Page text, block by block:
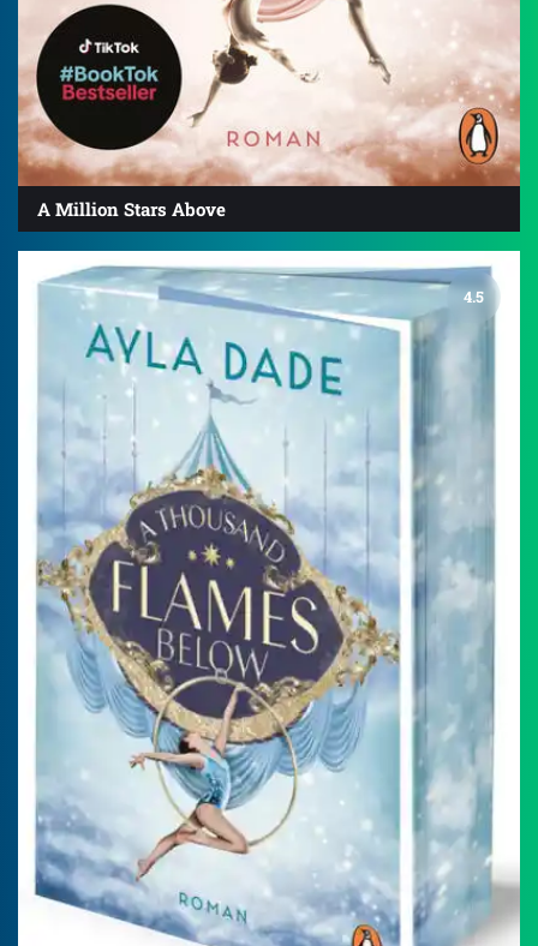
A Million Stars Above
4.5